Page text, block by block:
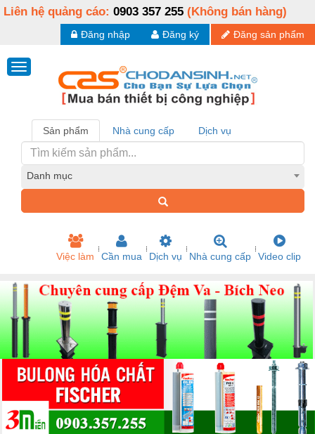
Liên hệ quảng cáo: 0903 357 255 (Không bán hàng)
Đăng sản phẩm
Đăng ký
Đăng nhập
Sản phẩm Nhà cung cấp Dịch vụ
Danh mục
Việc làm Cần mua Dịch vụ Nhà cung cấp Video clip